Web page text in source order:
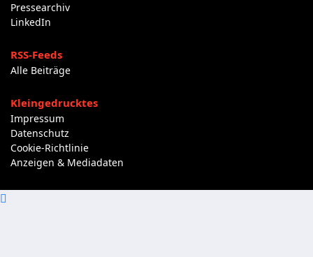
Pressearchiv
LinkedIn
RSS-Feeds
Alle Beiträge
Kleingedrucktes
Impressum
Datenschutz
Cookie-Richtlinie
Anzeigen & Mediadaten